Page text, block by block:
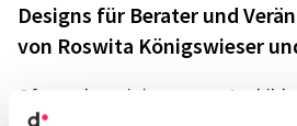
Designs für Bera­ter und
von Roswita Königs­wie­ser
Oft werden wir in unse­rer